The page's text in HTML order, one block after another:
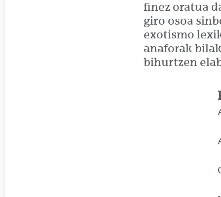
finez oratua
giro osoa
exotismo
anaforak
bihurtzen